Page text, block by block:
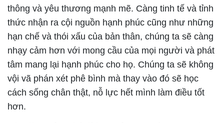
thông và yêu thương mạnh mẽ. Càng tinh tế và tỉnh
thức nhận ra cội nguồn hạnh phúc cũng như những
hạn chế và thói xấu của bản thân, chúng ta sẽ càng
nhạy cảm hơn với mong cầu của mọi người và phát
tâm mang lại hạnh phúc cho họ. Chúng ta sẽ không
vội vã phán xét phê bình mà thay vào đó sẽ học
cách sống chân thật, nỗ lực hết mình làm điều tốt
hơn.